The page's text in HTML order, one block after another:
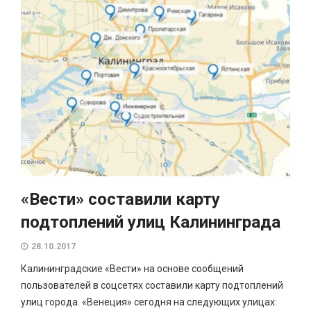
«Вести» составили карту
подтоплений улиц Калининграда
28.10.2017
Калининградские «Вести» на основе сообщений
пользователей в соцсетях составили карту подтоплений
улиц города. «Венеция» сегодня на следующих улицах: